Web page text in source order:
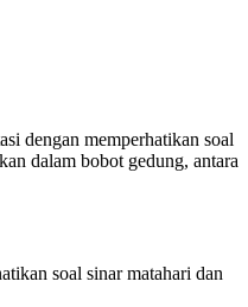
dengan memperhatikan soal
dalam bobot gedung, antara
soal sinar matahari dan